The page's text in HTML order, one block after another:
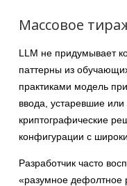
Массовое
LLM не придумывает
паттерны из
практиками модель
ввода, устаревшие
криптографические
конфигурации с
Разработчик часто
«разумное дефолтное